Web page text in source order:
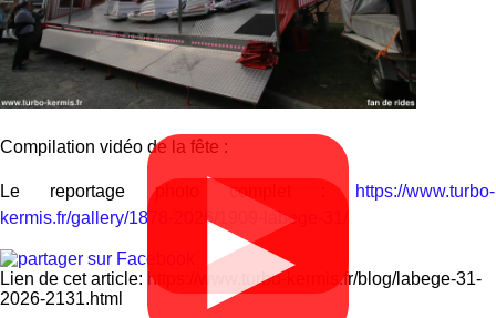
▶
Compilation vidéo de la fête :
▶
Le reportage photo complet : https://www.turbo-
kermis.fr/gallery/1878-2026/1909-labege-31/
Lien de cet article: https://www.turbo-kermis.fr/blog/labege-31-
2026-2131.html